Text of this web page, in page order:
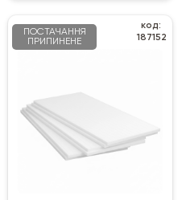
ПОСТАЧАННЯ
ПРИПИНЕНЕ
код:
187152